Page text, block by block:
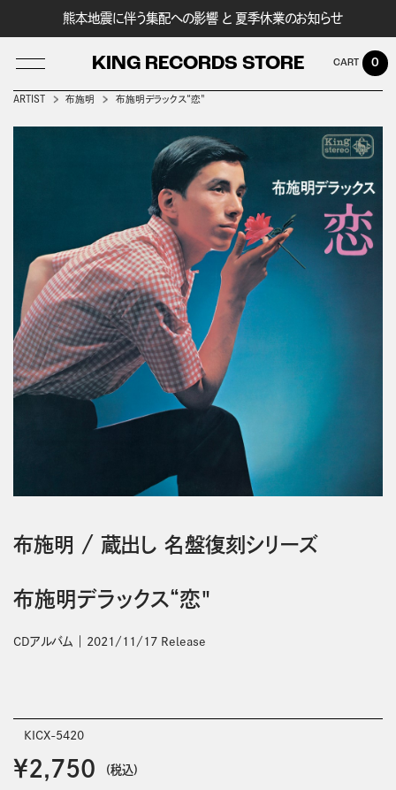
熊本地震に伴う集配への影響 と 夏季休業のお知らせ
KING RECORDS STORE 0
ARTIST 布施明 布施明デラックス“恋"
布施明 / 蔵出し 名盤復刻シリーズ
布施明デラックス“恋"
CDアルバム 2021/11/17 Release
KICX-5420
￥2,750 (税込)